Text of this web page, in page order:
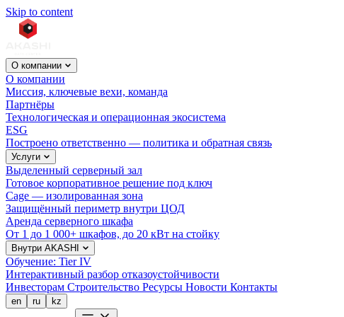
Skip to content
О компании
О компании
Миссия, ключевые вехи, команда
Партнёры
Технологическая и операционная экосистема
ESG
Построено ответственно — политика и обратная связь
Услуги
Выделенный серверный зал
Готовое корпоративное решение под ключ
Cage — изолированная зона
Защищённый периметр внутри ЦОД
Аренда серверного шкафа
От 1 до 1 000+ шкафов, до 20 кВт на стойку
Внутри AKASHI
Обучение: Tier IV
Интерактивный разбор отказоустойчивости
Инвесторам Строительство Ресурсы Новости Контакты
en ru kz